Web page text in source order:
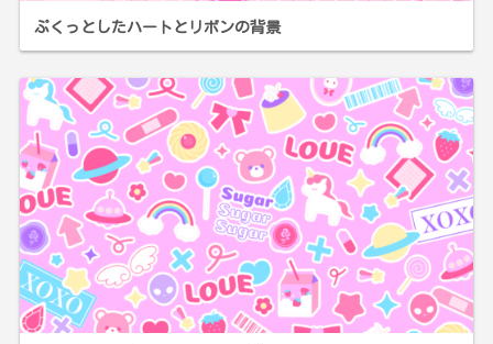
ぷくっとしたハートとリボンの背景